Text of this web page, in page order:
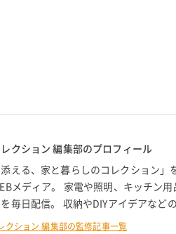
クション 編集部のプロフィール
添える、家と暮らしのコレクション
メディア。 家電や照明、キッチン
毎日配信。 収納やDIYアイデアなど
クション 編集部の監修記事一覧